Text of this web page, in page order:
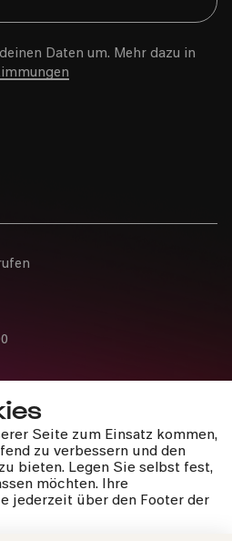
Seite zum Einsatz kommen,
zu verbessern und den
bieten. Legen Sie selbst fest,
möchten. Ihre
jederzeit über den Footer der
Daten um. Mehr dazu in